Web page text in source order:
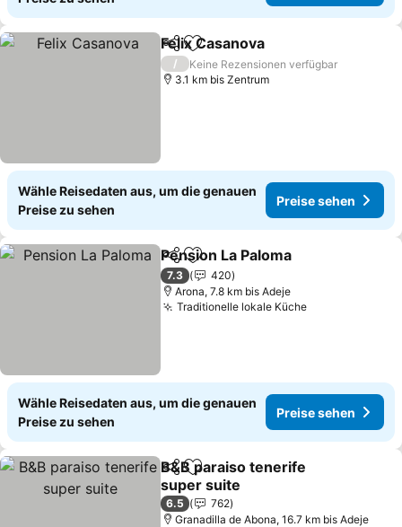
TeilenZu Favoriten hinzufügen
Felix Casanova
/
Keine Rezensionen verfügbar
3.1 km bis Zentrum
Wähle Reisedaten aus, um die genauen
Preise zu sehen
Preise sehen
TeilenZu Favoriten hinzufügen
Pension La Paloma
7.3
420
Arona, 7.8 km bis Adeje
Traditionelle lokale Küche
Wähle Reisedaten aus, um die genauen
Preise zu sehen
Preise sehen
TeilenZu Favoriten hinzufügen
B&B paraiso tenerife
super suite
6.5
762
Granadilla de Abona, 16.7 km bis Adeje